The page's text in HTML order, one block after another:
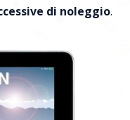
di noleggio.